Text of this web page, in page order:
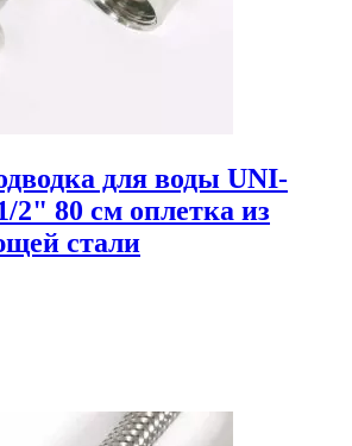
для воды UNI-
80 см оплетка из
стали